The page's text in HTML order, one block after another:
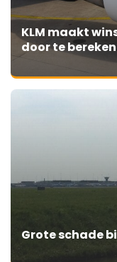
KLM maakt
door te
Grote schade